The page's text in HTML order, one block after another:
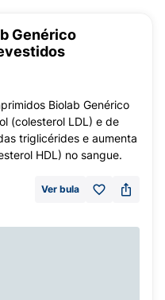
Genérico
Biolab Genérico
(colesterol LDL) e de
triglicérides e aumenta
HDL) no sangue.
Ver bula